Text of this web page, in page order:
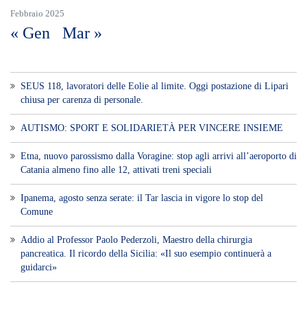
Febbraio 2025
« Gen Mar »
SEUS 118, lavoratori delle Eolie al limite. Oggi postazione di Lipari
chiusa per carenza di personale.
AUTISMO: SPORT E SOLIDARIETÀ PER VINCERE INSIEME
Etna, nuovo parossismo dalla Voragine: stop agli arrivi all’aeroporto di
Catania almeno fino alle 12, attivati treni speciali
Ipanema, agosto senza serate: il Tar lascia in vigore lo stop del
Comune
Addio al Professor Paolo Pederzoli, Maestro della chirurgia
pancreatica. Il ricordo della Sicilia: «Il suo esempio continuerà a
guidarci»